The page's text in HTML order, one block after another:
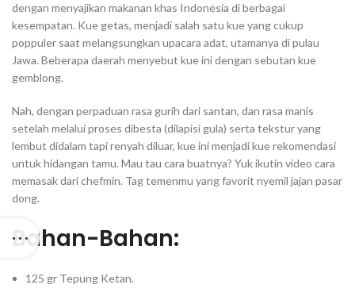
dengan menyajikan makanan khas Indonesia di berbagai
kesempatan. Kue getas, menjadi salah satu kue yang cukup
poppuler saat melangsungkan upacara adat, utamanya di pulau
Jawa. Beberapa daerah menyebut kue ini dengan sebutan kue
gemblong.
Nah, dengan perpaduan rasa gurih dari santan, dan rasa manis
setelah melalui proses dibesta (dilapisi gula) serta tekstur yang
lembut didalam tapi renyah diluar, kue ini menjadi kue rekomendasi
untuk hidangan tamu. Mau tau cara buatnya? Yuk ikutin video cara
memasak dari chefmin. Tag temenmu yang favorit nyemil jajan pasar
dong.
Bahan-Bahan:
125 gr Tepung Ketan.